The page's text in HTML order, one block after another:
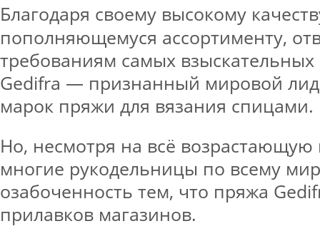
Благодаря своему высокому
пополняющемуся ассортименту,
требованиям самых
Gedifra — признанный мировой
марок пряжи для вязания спицами.
Но, несмотря на всё возрастающую
многие рукодельницы по всему
озабоченность тем, что пряжа
прилавков магазинов.